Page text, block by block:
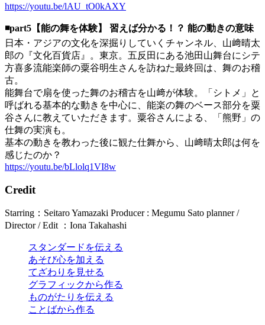
https://youtu.be/lAU_tO0kAXY
◾️part5【能の舞を体験】 習えば分かる！？ 能の動きの意味
日本・アジアの文化を深掘りしていくチャンネル、山﨑晴太
郎の『文化百貨店』。東京。五反田にある池田山舞台にシテ
方喜多流能楽師の粟谷明生さんを訪ねた最終回は、舞のお稽
古。
能舞台で扇を使った舞のお稽古を山﨑が体験。「シトメ」と
呼ばれる基本的な動きを中心に、能楽の舞のベース部分を粟
谷さんに教えていただきます。粟谷さんによる、「熊野」の
仕舞の実演も。
基本の動きを教わった後に観た仕舞から、山﨑晴太郎は何を
感じたのか？
https://youtu.be/bLlolq1VI8w
Credit
Starring：Seitaro Yamazaki Producer : Megumu Sato planner /
Director / Edit ：Iona Takahashi
スタンダードを伝える
あそび心を加える
てざわりを見せる
グラフィックから作る
ものがたりを伝える
ことばから作る